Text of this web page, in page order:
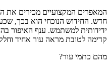
המאפרים המקצועיים מכירים את
חדש. החידוש הנוכחי הוא בכך,
ידידותית למשתמש. ענף האיפור
קדימה לטובת מראה עור אחיד
מהם כתמי עור?